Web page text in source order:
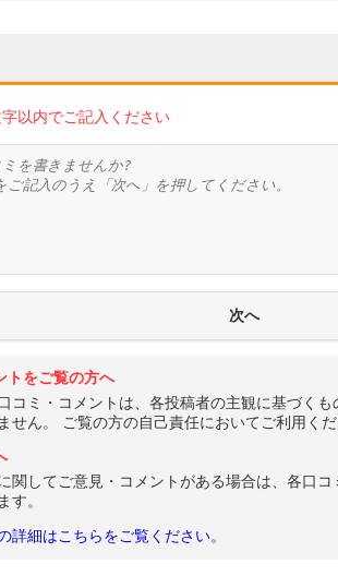
以内でご記入ください
トをご覧の方へ
コミ・コメントは、各投稿者の主観に基づく
せん。 ご覧の方の自己責任においてご利用くだ
関してご意見・コメントがある場合は、各口
す。
細はこちらをご覧ください。